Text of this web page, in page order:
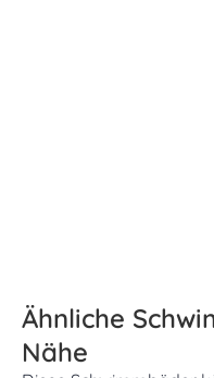
Ähnliche
Nähe